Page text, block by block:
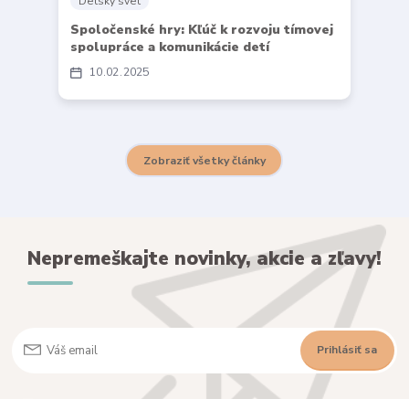
10 02 2025
Spoločenské hry: Kľúč k rozvoju tímovej
spolupráce a komunikácie detí
Zobraziť všetky články
Nepremeškajte novinky, akcie a zľavy!
Prihlásiť sa